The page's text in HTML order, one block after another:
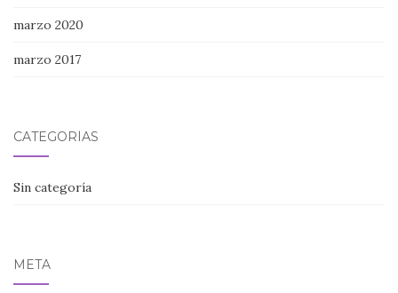
marzo 2020
marzo 2017
CATEGORÍAS
Sin categoría
META